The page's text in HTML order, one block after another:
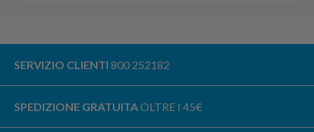
SERVIZIO CLIENTI 800 252182
SPEDIZIONE GRATUITAOLTRE I 45€